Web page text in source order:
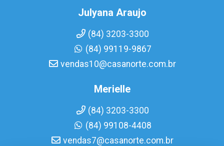
Julyana Araujo
(84) 3203-3300
(84) 99119-9867
vendas10@casanorte.com.br
Merielle
(84) 3203-3300
(84) 99108-4408
vendas7@casanorte.com.br